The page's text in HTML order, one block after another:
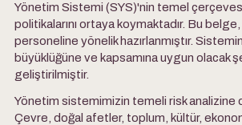
Yönetim Sistemi (SYS)'nin temel
politikalarını ortaya koymaktadır. Bu
personeline yönelik hazırlanmıştır.
büyüklüğüne ve kapsamına uygun olacak
geliştirilmiştir.
Yönetim sistemimizin temeli risk analizine
Çevre, doğal afetler, toplum, kültür,